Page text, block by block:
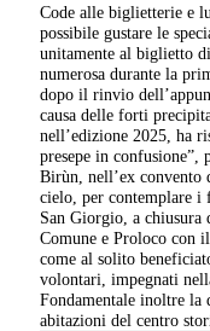
Code alle biglietterie e
possibile gustare le
unitamente al biglietto
numerosa durante la
dopo il rinvio
causa delle forti
nell’edizione 2025, ha
presepe in confusione”,
Birùn, nell’ex
cielo, per contemplare
San Giorgio, a chiusura
Comune e Proloco con
come al solito
volontari, impegnati
Fondamentale inoltre
abitazioni del centro